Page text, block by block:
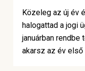
Közeleg az új év
halogattad a jogi
januárban
akarsz az év első